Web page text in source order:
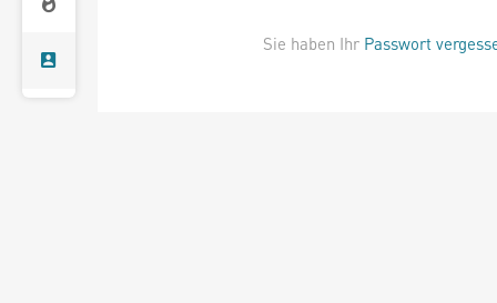
Sie haben Ihr Passwort